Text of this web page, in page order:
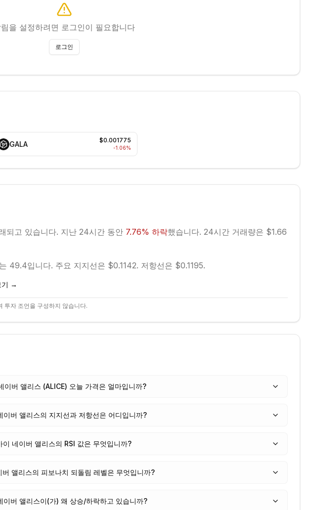
을 설정하려면 로그인이 필요합니다
로그인
GALA $0.001775
-1.06%
되고 있습니다. 지난 24시간 동안 7.76% 하락했습니다. 24시간 거래량은 $1.66
49.4입니다. 주요 지지선은 $0.1142. 저항선은 $0.1195.
기 →
투자 조언을 구성하지 않습니다.
이버 앨리스 (ALICE) 오늘 가격은 얼마입니까?
이버 앨리스의 지지선과 저항선은 어디입니까?
이 네이버 앨리스의 RSI 값은 무엇입니까?
버 앨리스의 피보나치 되돌림 레벨은 무엇입니까?
이버 앨리스이(가) 왜 상승/하락하고 있습니까?